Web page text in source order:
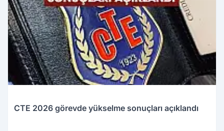
CTE 2026 görevde yükselme sonuçları açıklandı